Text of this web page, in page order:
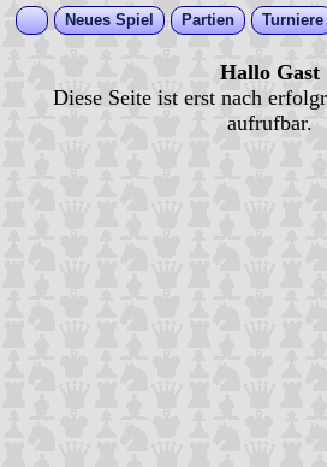
Neues Spiel Partien Turniere
Hallo Gast
Diese Seite ist erst nach
aufrufbar.